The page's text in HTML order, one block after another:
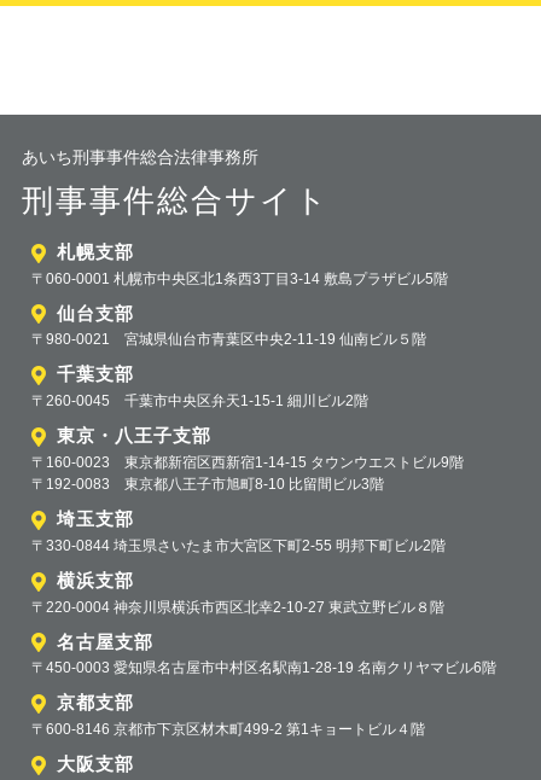
あいち刑事事件総合法律事務所
刑事事件総合サイト
札幌支部
〒060-0001 札幌市中央区北1条西3丁目3-14 敷島プラザビル5階
仙台支部
〒980-0021 宮城県仙台市青葉区中央2-11-19 仙南ビル５階
千葉支部
〒260-0045 千葉市中央区弁天1-15-1 細川ビル2階
東京・八王子支部
〒160-0023 東京都新宿区西新宿1-14-15 タウンウエストビル9階
〒192-0083 東京都八王子市旭町8-10 比留間ビル3階
埼玉支部
〒330-0844 埼玉県さいたま市大宮区下町2-55 明邦下町ビル2階
横浜支部
〒220-0004 神奈川県横浜市西区北幸2-10-27 東武立野ビル８階
名古屋支部
〒450-0003 愛知県名古屋市中村区名駅南1-28-19 名南クリヤマビル6階
京都支部
〒600-8146 京都市下京区材木町499-2 第1キョートビル４階
大阪支部